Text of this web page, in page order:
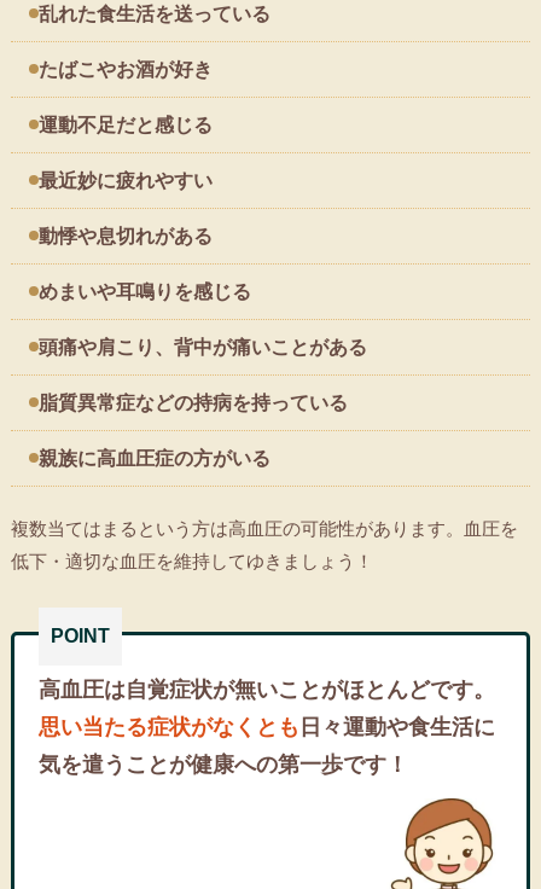
乱れた食生活を送っている
たばこやお酒が好き
運動不足だと感じる
最近妙に疲れやすい
動悸や息切れがある
めまいや耳鳴りを感じる
頭痛や肩こり、背中が痛いことがある
脂質異常症などの持病を持っている
親族に高血圧症の方がいる
複数当てはまるという方は高血圧の可能性があります。血圧を
低下・適切な血圧を維持してゆきましょう！
高血圧は自覚症状が無いことがほとんどです。
思い当たる症状がなくとも 日々運動や食生活に
気を遣うことが健康への第一歩です！